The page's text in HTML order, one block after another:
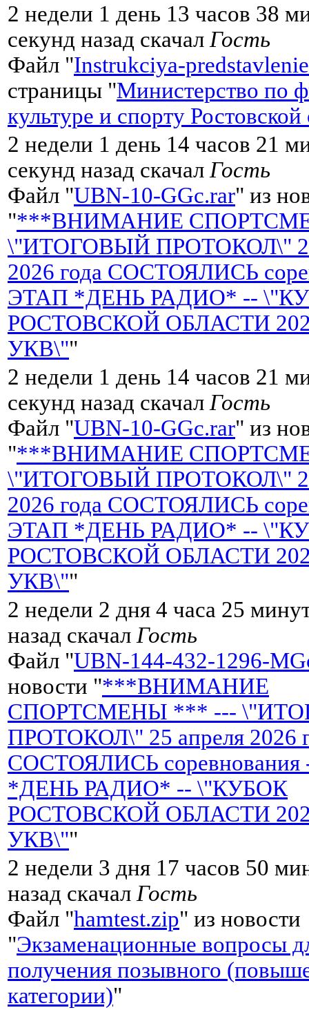
2 недели 1 день 13 часов 38
секунд назад скачал Гость
Файл "Instrukciya-
страницы "Министерство по
культуре и спорту Ростовской
2 недели 1 день 14 часов 21
секунд назад скачал Гость
Файл "UBN-10-GGc.rar" из
"***ВНИМАНИЕ
\"ИТОГОВЫЙ ПРОТОКОЛ\" 25
2026 года СОСТОЯЛИСЬ
ЭТАП *ДЕНЬ РАДИО* --
РОСТОВСКОЙ ОБЛАСТИ 2026
УКВ\""
2 недели 1 день 14 часов 21
секунд назад скачал Гость
Файл "UBN-10-GGc.rar" из
"***ВНИМАНИЕ
\"ИТОГОВЫЙ ПРОТОКОЛ\" 25
2026 года СОСТОЯЛИСЬ
ЭТАП *ДЕНЬ РАДИО* --
РОСТОВСКОЙ ОБЛАСТИ 2026
УКВ\""
2 недели 2 дня 4 часа 25
назад скачал Гость
Файл "UBN-144-432-1296-
новости "***ВНИМАНИЕ
СПОРТСМЕНЫ *** ---
ПРОТОКОЛ\" 25 апреля 2026
СОСТОЯЛИСЬ
*ДЕНЬ РАДИО* -- \"КУБОК
РОСТОВСКОЙ ОБЛАСТИ 2026
УКВ\""
2 недели 3 дня 17 часов 50
назад скачал Гость
Файл "hamtest.zip" из новости
"Экзаменационные вопросы
получения позывного
категории)"